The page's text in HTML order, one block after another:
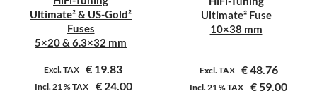
de
productpagina
de
productpagina
Ultimate² & US-Gold²
Fuses
5×20 & 6.3×32 mm
Excl. TAX € 19.83
Incl.21 %TAX €24.00
Ultimate² Fuse
10×38 mm
Excl. TAX €48.76
Incl.21 %TAX € 59.00